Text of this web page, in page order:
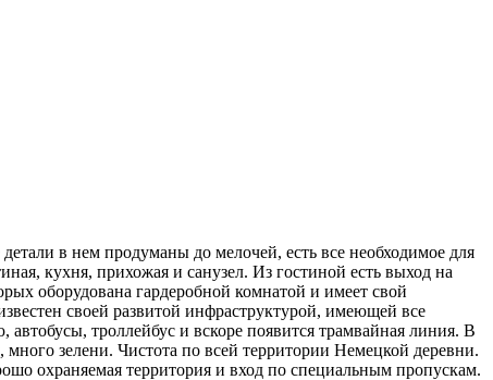
в нем продуманы до мелочей, есть все необходимое для
кухня, прихожая и санузел. Из гостиной есть выход на
оборудована гардеробной комнатой и имеет свой
своей развитой инфраструктурой, имеющей все
троллейбус и вскоре появится трамвайная линия. В
зелени. Чистота по всей территории Немецкой деревни.
охраняемая территория и вход по специальным пропускам.